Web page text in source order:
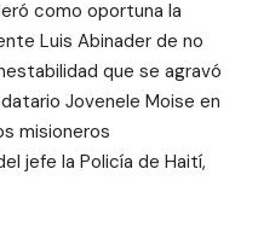
como oportuna la
Luis Abinader de no
que se agravó
Jovenele Moise en
misioneros
jefe la Policía de Haití,